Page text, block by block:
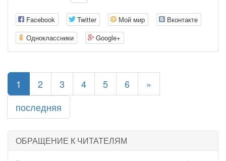
Facebook Twitter Мой мир
Вконтакте
Одноклассники
Google+
1 (current)
2 3 4 5 6
»
последняя
ОБРАЩЕНИЕ К ЧИТАТЕЛЯМ